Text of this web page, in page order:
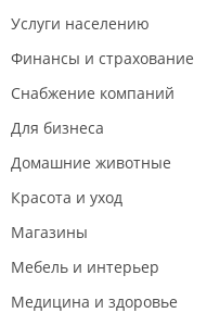
Услуги населению
Финансы и страхование
Снабжение компаний
Для бизнеса
Домашние животные
Красота и уход
Магазины
Мебель и интерьер
Медицина и здоровье